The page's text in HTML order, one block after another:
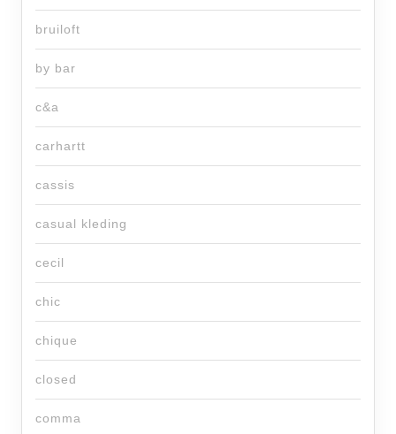
bruiloft
by bar
c&a
carhartt
cassis
casual kleding
cecil
chic
chique
closed
comma